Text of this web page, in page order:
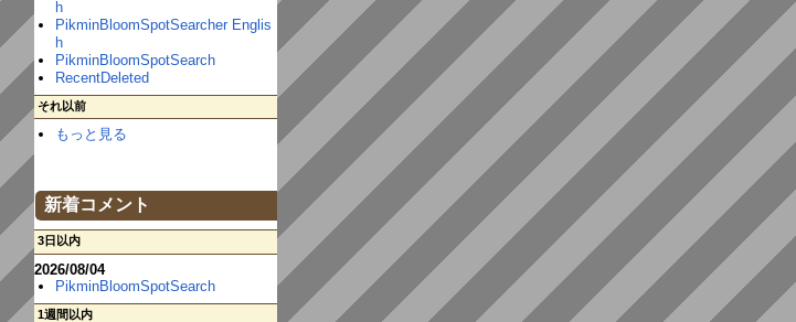
h
PikminBloomSpotSearcher Englis
h
PikminBloomSpotSearch
RecentDeleted
それ以前
もっと見る
新着コメント
3日以内
2026/08/04
PikminBloomSpotSearch
1週間以内